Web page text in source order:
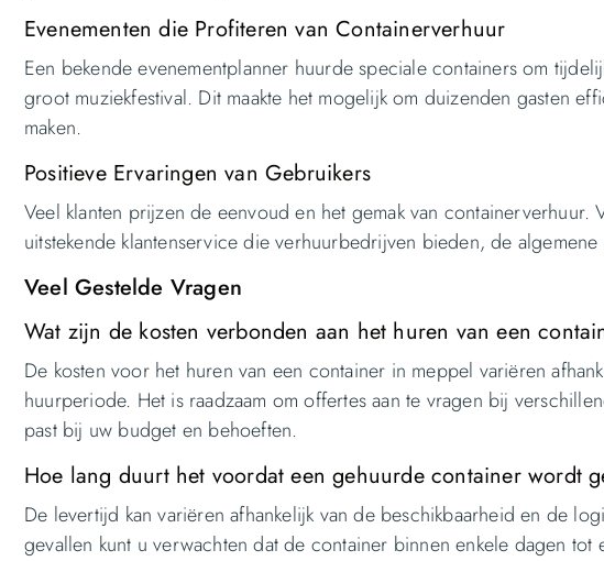
Evenementen die Profiteren van Containerverhuur
Een bekende evenementplanner huurde speciale containers om
groot muziekfestival. Dit maakte het mogelijk om duizenden gasten
maken.
Positieve Ervaringen van Gebruikers
Veel klanten prijzen de eenvoud en het gemak van
uitstekende klantenservice die verhuurbedrijven bieden, de
Veel Gestelde Vragen
Wat zijn de kosten verbonden aan het huren van een
De kosten voor het huren van een container in meppel variëren
huurperiode. Het is raadzaam om offertes aan te vragen bij
past bij uw budget en behoeften.
Hoe lang duurt het voordat een gehuurde container wordt
De levertijd kan variëren afhankelijk van de beschikbaarheid en de
gevallen kunt u verwachten dat de container binnen enkele dagen